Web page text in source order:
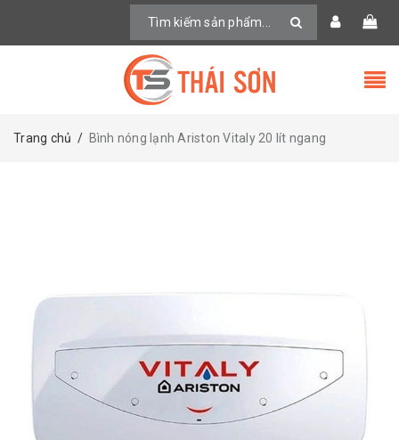
Trang chủ / Bình nóng lạnh Ariston Vitaly 20 lít ngang